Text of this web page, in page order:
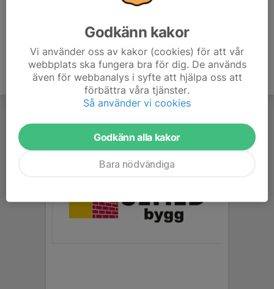
Godkänn kakor
Vi använder oss av kakor (cookies) för att vår
webbplats ska fungera bra för dig. De används
även för webbanalys i syfte att hjälpa oss att
förbättra våra tjänster.
Så använder vi cookies
Godkänn alla kakor
Bara nödvändiga